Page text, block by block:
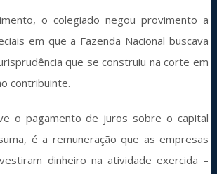
o colegiado negou provimento a
em que a Fazenda Nacional buscava
que se construiu na corte em
contribuinte.
o pagamento de juros sobre o capital
é a remuneração que as empresas
dinheiro na atividade exercida –